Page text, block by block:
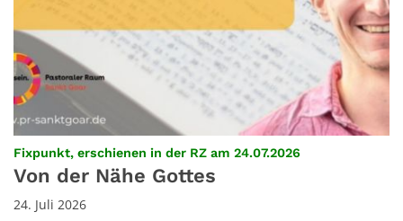
Fixpunkt, erschienen in der RZ am 24.07.2026
Von der Nähe Gottes
24. Juli 2026